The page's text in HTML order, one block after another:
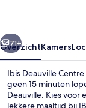
Volgende
71+
OverzichtKamers
Ibis Deauville
geen 15 minuten
Deauville. Kies
lekkere maaltijd bij